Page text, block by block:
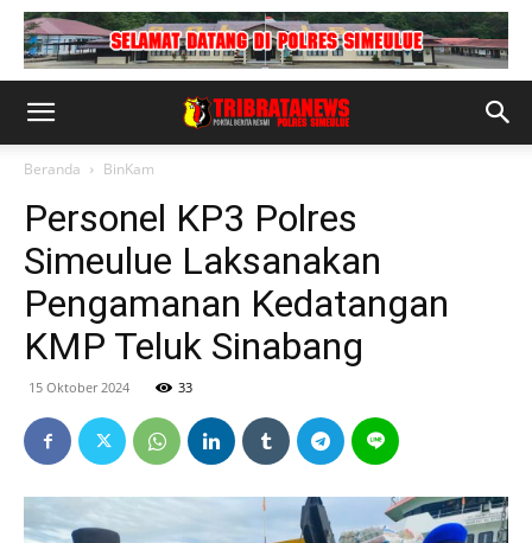
Beranda BinKam
Personel KP3 Polres
Simeulue Laksanakan
Pengamanan Kedatangan
KMP Teluk Sinabang
15 Oktober 2024 33